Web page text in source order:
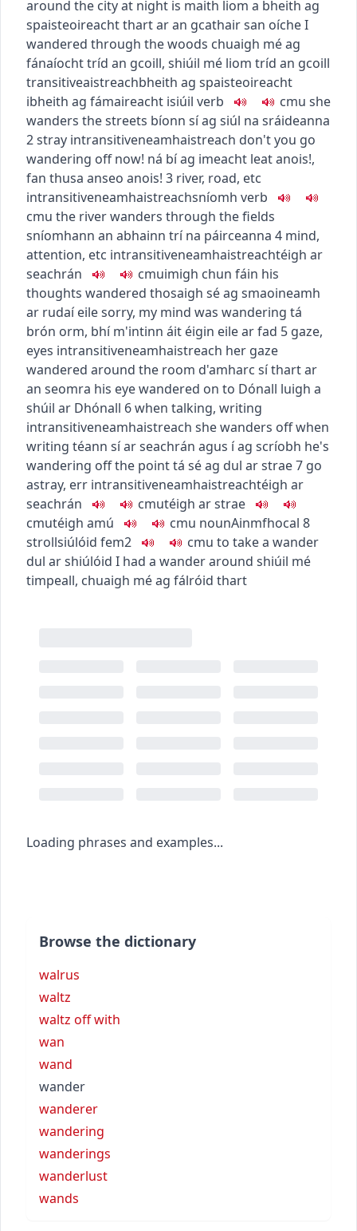
around the city at night is maith liom a bheith ag
spaisteoireacht thart ar an gcathair san oícheI
wandered through the woods chuaigh mé ag
fánaíocht tríd an gcoill, shiúil mé liom tríd an gcoill
transitiveaistreachbheith ag spaisteoireacht
ibheith ag fámaireacht isiúil verb cmu she
wanders the streets bíonn sí ag siúl na sráideanna
2stray intransitiveneamhaistreach don't you go
wandering off now! ná bí ag imeacht leat anois!,
fan thusa anseo anois! 3 river, road, etc
intransitiveneamhaistreachsníomh verb
cmu the river wanders through the fields
sníomhann an abhainn trí na páirceanna 4 mind,
attention, etc intransitiveneamhaistreachtéigh ar
seachrán
cmuimigh chun fáin his
thoughts wandered thosaigh sé ag smaoineamh
ar rudaí eilesorry, my mind was wandering tá
brón orm, bhí m'intinn áit éigin eile ar fad 5 gaze,
eyes intransitiveneamhaistreach her gaze
wandered around the room d'amharc sí thart ar
an seomra his eye wandered on to Dónall luigh a
shúil ar Dhónall 6when talking, writing
intransitiveneamhaistreach she wanders off when
writing téann sí ar seachrán agus í ag scríobh he's
wandering off the pointtá sé ag dul ar strae7 go
astray, err intransitiveneamhaistreachtéigh ar
seachrán
cmutéigh ar strae
cmutéigh amú cmu nounAinmfhocal 8
strollsiúlóid fem2 cmu to take a wander
dul ar shiúlóid I had a wander around shiúil mé
timpeall, chuaigh mé ag fálróid thart
Loading phrases and examples...
Browse the dictionary
walrus
waltz
waltz off with
wan
wand
wander
wanderer
wandering
wanderings
wanderlust
wands